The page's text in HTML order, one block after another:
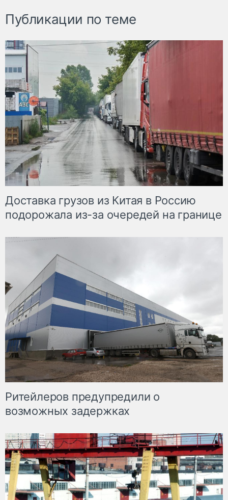
Публикации по теме
Доставка грузов из Китая в Россию
подорожала из-за очередей на границе
Ритейлеров предупредили о
возможных задержках